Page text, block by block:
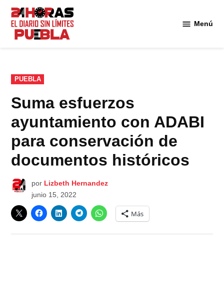
Saltar
contenido
Menú
PUBLICADO
EN
PUEBLA
Suma esfuerzos
ayuntamiento con ADABI
para conservación de
documentos históricos
por Lizbeth Hernandez
junio 15, 2022
Más